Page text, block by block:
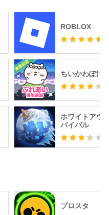
ROBLOX
ちいかわぽけ
ホワイトアウ
バイバル
ブロスタ